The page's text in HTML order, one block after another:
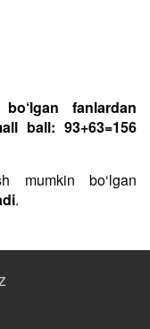
fanlardan
ball: 93+63=156
mumkin bo‘lgan
.